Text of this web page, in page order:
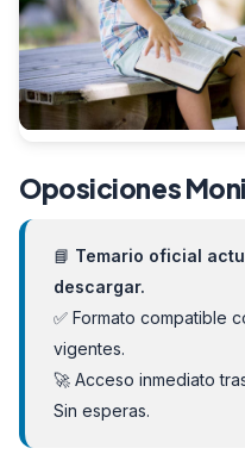
Oposiciones
📘 Temario oficial
descargar.
✅ Formato compatible
vigentes.
🚀 Acceso inmediato
Sin esperas.